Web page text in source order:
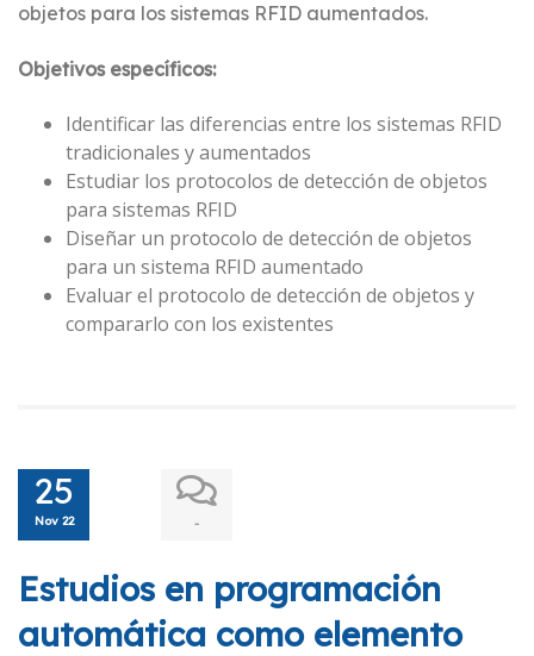
objetos para los sistemas RFID aumentados.
Objetivos específicos:
Identificar las diferencias entre los sistemas RFID
tradicionales y aumentados
Estudiar los protocolos de detección de objetos
para sistemas RFID
Diseñar un protocolo de detección de objetos
para un sistema RFID aumentado
Evaluar el protocolo de detección de objetos y
compararlo con los existentes
25
Nov 22 -
Estudios en programación
automática como elemento